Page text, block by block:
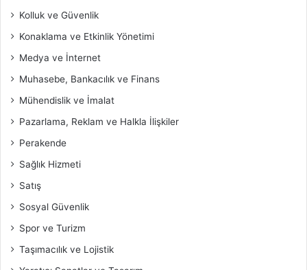
Kolluk ve Güvenlik
Konaklama ve Etkinlik Yönetimi
Medya ve İnternet
Muhasebe, Bankacılık ve Finans
Mühendislik ve İmalat
Pazarlama, Reklam ve Halkla İlişkiler
Perakende
Sağlık Hizmeti
Satış
Sosyal Güvenlik
Spor ve Turizm
Taşımacılık ve Lojistik